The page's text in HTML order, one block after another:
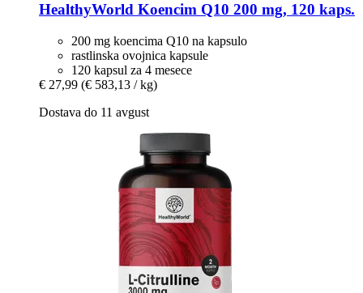
HealthyWorld Koencim Q10 200 mg, 120 kaps.
200 mg koencima Q10 na kapsulo
rastlinska ovojnica kapsule
120 kapsul za 4 mesece
€ 27,99 (€ 583,13 / kg)
Dostava do 11 avgust